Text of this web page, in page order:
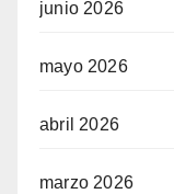
junio 2026
mayo 2026
abril 2026
marzo 2026